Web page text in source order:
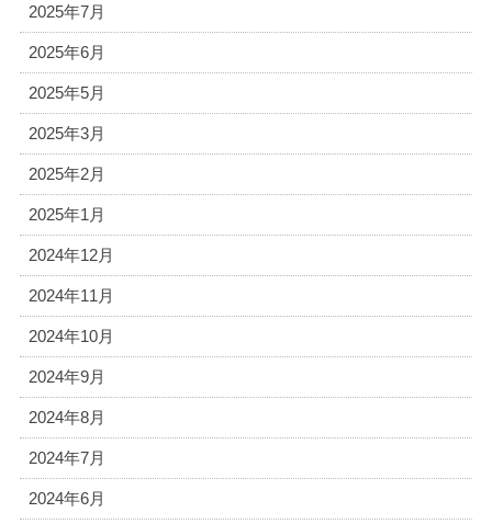
2025年7月
2025年6月
2025年5月
2025年3月
2025年2月
2025年1月
2024年12月
2024年11月
2024年10月
2024年9月
2024年8月
2024年7月
2024年6月